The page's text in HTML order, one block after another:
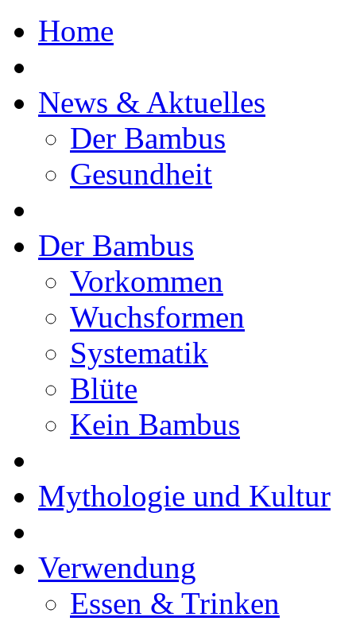
Home
News & Aktuelles
Der Bambus
Gesundheit
Der Bambus
Vorkommen
Wuchsformen
Systematik
Blüte
Kein Bambus
Mythologie und Kultur
Verwendung
Essen & Trinken